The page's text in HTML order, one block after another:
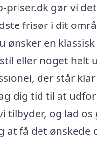
priser.dk gør vi
frisør i dit
ønsker en
eller noget helt
der står
dig tid til at
tilbyder, og lad os
at få det ønskede